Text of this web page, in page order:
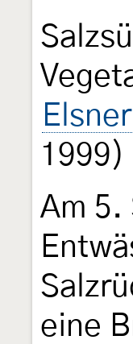
1999)
Am 5.
eine